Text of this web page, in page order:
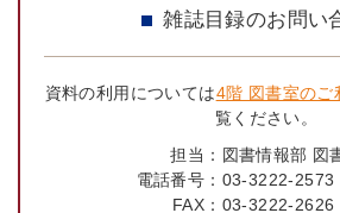
雑誌目録のお問い
資料の利用については4階 図書室のご
覧ください。
担当： 図書情報部 図
電話番号： 03-3222-2573
FAX： 03-3222-2626